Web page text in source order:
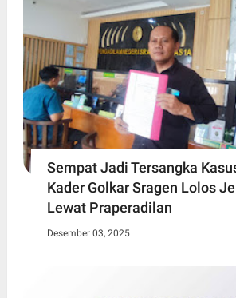
Sempat Jadi Tersangka
Kader Golkar Sragen Lolos
Lewat Praperadilan
Desember 03, 2025